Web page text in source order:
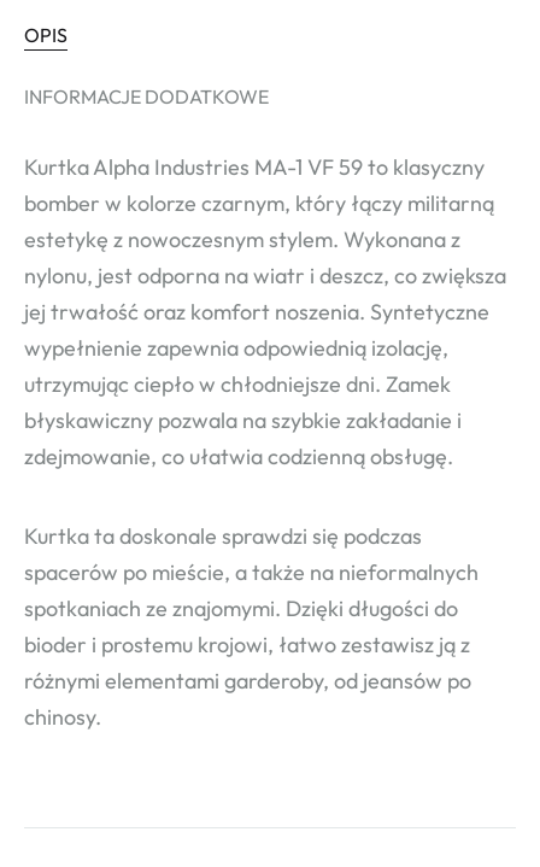
OPIS
INFORMACJE DODATKOWE
Kurtka Alpha Industries MA-1 VF 59 to klasyczny
bomber w kolorze czarnym, który łączy militarną
estetykę z nowoczesnym stylem. Wykonana z
nylonu, jest odporna na wiatr i deszcz, co zwiększa
jej trwałość oraz komfort noszenia. Syntetyczne
wypełnienie zapewnia odpowiednią izolację,
utrzymując ciepło w chłodniejsze dni. Zamek
błyskawiczny pozwala na szybkie zakładanie i
zdejmowanie, co ułatwia codzienną obsługę.
Kurtka ta doskonale sprawdzi się podczas
spacerów po mieście, a także na nieformalnych
spotkaniach ze znajomymi. Dzięki długości do
bioder i prostemu krojowi, łatwo zestawisz ją z
różnymi elementami garderoby, od jeansów po
chinosy.